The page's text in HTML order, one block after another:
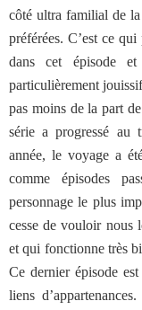
côté ultra familial de
préférées. C’est ce
dans cet épisode
particulièrement
pas moins de la part
série a progressé au
année, le voyage a
comme épisodes
personnage le plus
cesse de vouloir nous
et qui fonctionne très
Ce dernier épisode
liens